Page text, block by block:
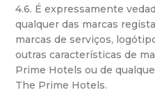
4.6. É expressamente
qualquer das marcas
marcas de serviços,
outras características de
Prime Hotels ou de
The Prime Hotels.